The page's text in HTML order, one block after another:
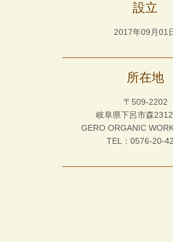
設立
2017年09月01
所在地
〒509-2202
岐阜県下呂市森
GERO ORGANIC
TEL：0576-20-